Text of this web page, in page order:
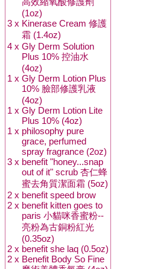
(1oz)
3 x Kinerase Cream 修護
霜 (1.4oz)
4 x Gly Derm Solution
Plus 10% 控油水
(4oz)
1 x Gly Derm Lotion Plus
10% 臉部修護乳液
(4oz)
1 x Gly Derm Lotion Lite
Plus 10% (4oz)
1 x philosophy pure
grace, perfumed
spray fragrance (2oz)
3 x benefit "honey...snap
out of it" scrub 杏仁蜂
蜜去角質潔面霜 (5oz)
2 x benefit speed brow
2 x benefit kitten goes to
paris 小貓咪香蜜粉--
亮粉為古銅粉紅光
(0.35oz)
2 x benefit she laq (0.5oz)
2 x Benefit Body So Fine